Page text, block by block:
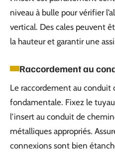
niveau à bulle pour vérifier
vertical. Des cales peuvent
la hauteur et garantir une
Raccordement au
Le raccordement au
fondamentale. Fixez le
l’insert au conduit de
métalliques appropriés.
connexions sont bien